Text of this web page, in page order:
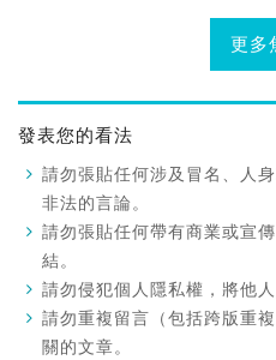
更多
發表您的看法
請勿張貼任何涉及冒名、人
非法的言論。
請勿張貼任何帶有商業或宣
結。
請勿侵犯個人隱私權，將他
請勿重複留言（包括跨版重
關的文章。